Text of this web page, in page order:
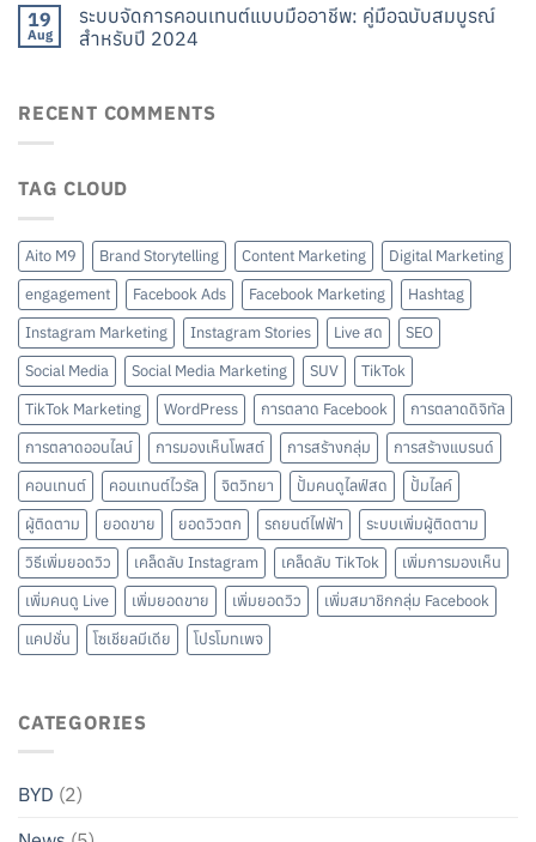
19
Aug
ระบบจัดการคอนเทนต์แบบมืออาชีพ: คู่มือฉบับสมบูรณ์
สำหรับปี 2024
RECENT COMMENTS
TAG CLOUD
Aito M9 Brand Storytelling Content Marketing
Digital Marketing
engagement
Facebook Ads Facebook Marketing
Hashtag
Instagram Marketing
Instagram Stories Live สด
SEO
Social Media
Social Media Marketing SUV
TikTok
TikTok Marketing
WordPress การตลาด Facebook
การตลาดดิจิทัล
การตลาดออนไลน์
การมองเห็นโพสต์ การสร้างกลุ่ม
การสร้างแบรนด์
คอนเทนต์
คอนเทนต์ไวรัล จิตวิทยา ปั้มคนดูไลฟ์สด
ปั้มไลค์
ผู้ติดตาม
ยอดขาย ยอดวิวตก รถยนต์ไฟฟ้า
ระบบเพิ่มผู้ติดตาม
วิธีเพิ่มยอดวิว
เคล็ดลับ Instagram เคล็ดลับ TikTok
เพิ่มการมองเห็น
เพิ่มคนดู Live
เพิ่มยอดขาย เพิ่มยอดวิว
เพิ่มสมาชิกกลุ่ม Facebook
แคปชั่น
โซเชียลมีเดีย โปรโมทเพจ
CATEGORIES
BYD (2)